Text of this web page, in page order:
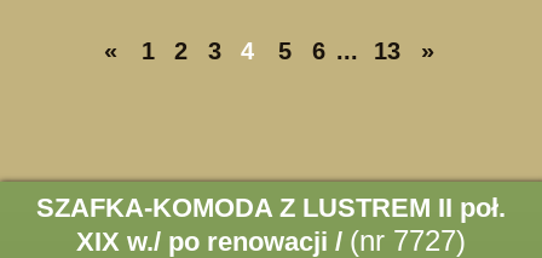
« 1 2 3 4 5 6 ... 13 »
SZAFKA-KOMODA Z LUSTREM II poł.
XIX w./ po renowacji / (nr 7727)